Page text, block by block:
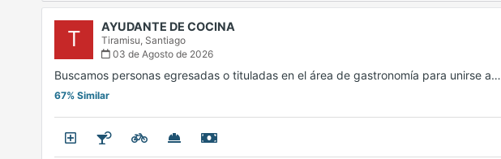
T AYUDANTE DE COCINA
Tiramisu, Santiago
03 de Agosto de 2026
Buscamos personas egresadas o tituladas en el área de gastronomía para unirse a…
67% Similar